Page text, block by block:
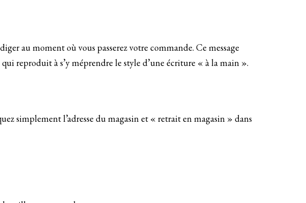
au moment où vous passerez votre commande. Ce message
reproduit à s’y méprendre le style d’une écriture « à la main ».
simplement l’adresse du magasin et « retrait en magasin » dans